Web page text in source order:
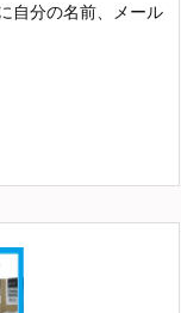
自分の名前、メール